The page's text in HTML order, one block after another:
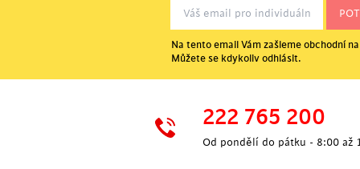
Na tento email Vám zašleme obchodní
Můžete se kdykoliv odhlásit.
222 765 200
Od pondělí do pátku - 8:00 až